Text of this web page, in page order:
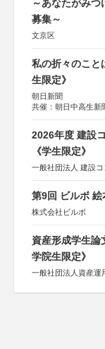
～あなたがみ
募集～
文京区
私の折々のこと
生限定》
朝日新聞
共催：朝日中高生新
2026年度 建設
《学生限定》
一般社団法人 建設
第9回 ビルボ 絵
株式会社ビルボ
資産形成学生論
学院生限定》
一般社団法人資産運